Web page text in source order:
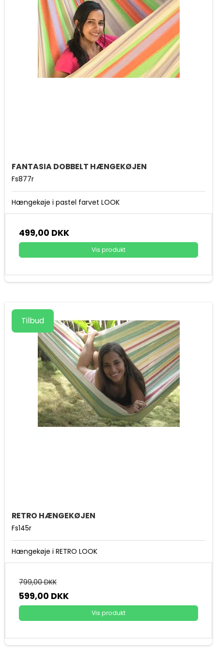
FANTASIA DOBBELT HÆNGEKØJEN
Fs877r
Hængekøje i pastel farvet LOOK
499,00 DKK
Vis produkt
Tilbud
RETRO HÆNGEKØJEN
Fs145r
Hængekøje i RETRO LOOK
799,00 DKK
599,00 DKK
Vis produkt